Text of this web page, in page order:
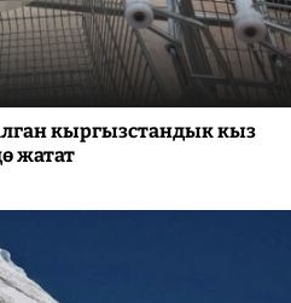
кыргызстандык кыз
жатат